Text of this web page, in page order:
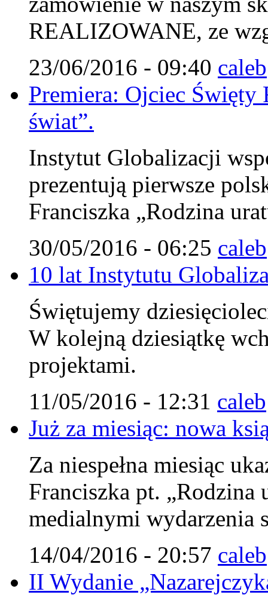
REALIZOWANE, ze
23/06/2016 - 09:40 caleb
Premiera: Ojciec Święty
świat”.
Instytut Globalizacji
prezentują pierwsze
Franciszka „Rodzina
30/05/2016 - 06:25 caleb
10 lat Instytutu
Świętujemy
W kolejną dziesiątkę
projektami.
11/05/2016 - 12:31 caleb
Już za miesiąc: nowa
Za niespełna miesiąc
Franciszka pt. „Rodzina
medialnymi wydarzenia
14/04/2016 - 20:57 caleb
II Wydanie